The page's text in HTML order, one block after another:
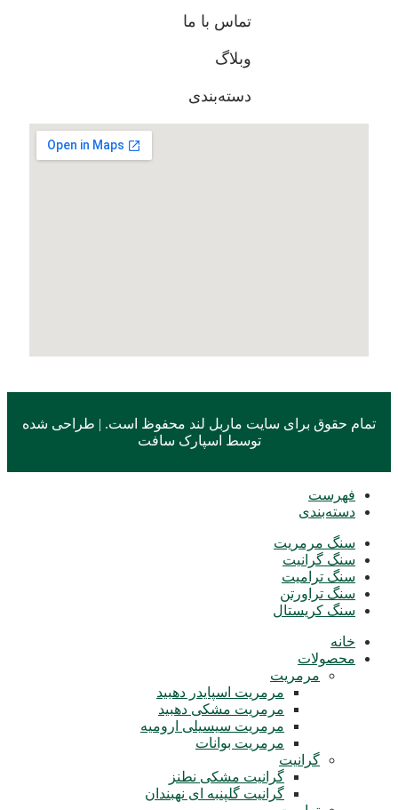
تماس با ما
وبلاگ
دسته‌بندی
تمام حقوق برای سایت ماربل لند محفوظ است. | طراحی شده
توسط اسپارک سافت
فهرست
دسته‌بندی
سنگ مرمریت
سنگ گرانیت
سنگ ترامیت
سنگ تراورتن
سنگ کریستال
خانه
محصولات
مرمریت
مرمریت اسپایدر دهبید
مرمریت مشکی دهبید
مرمریت سیسیلی ارومیه
مرمریت بوانات
گرانیت
گرانیت مشکی نطنز
گرانیت گلپنبه ای نهبندان